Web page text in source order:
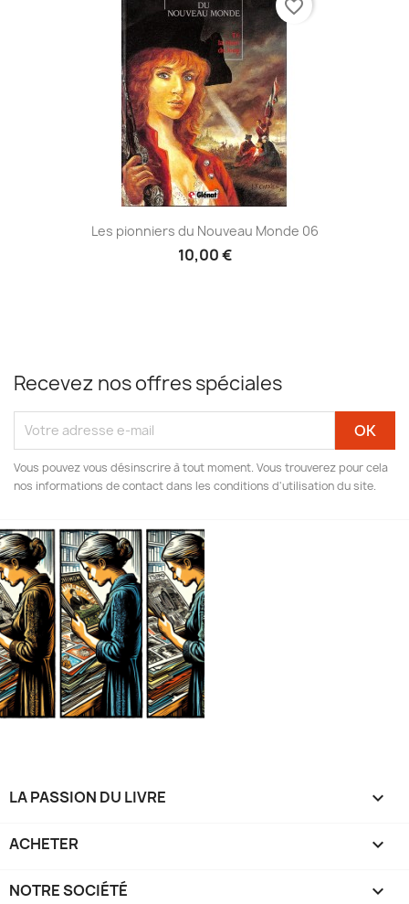
Les pionniers du Nouveau Monde 06
10,00 €
favorite_border
Recevez nos offres spéciales
Vous pouvez vous désinscrire à tout moment. Vous trouverez pour cela
nos informations de contact dans les conditions d'utilisation du site.
LA PASSION DU LIVRE 
ACHETER 
NOTRE SOCIÉTÉ 